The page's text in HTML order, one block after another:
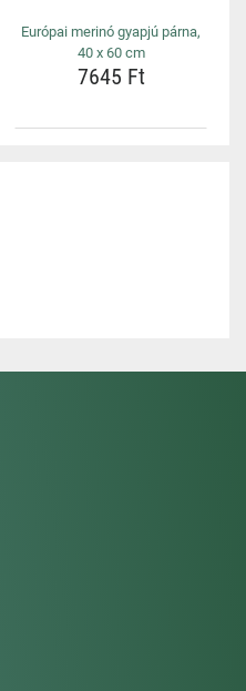
Európai merinó gyapjú párna,
40 x 60 cm
7645 Ft